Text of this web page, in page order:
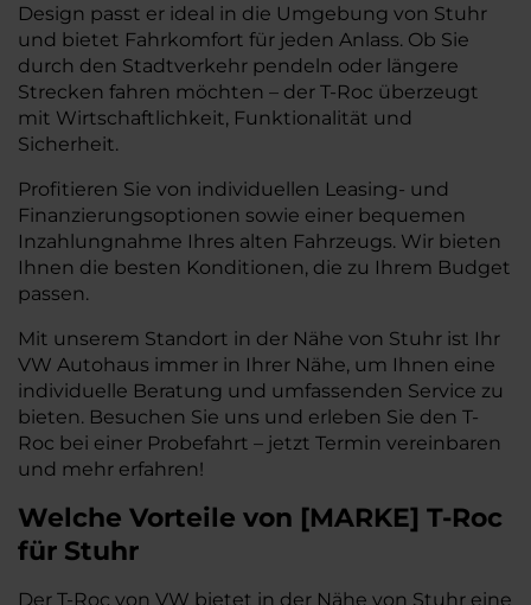
Design passt er ideal in die Umgebung von Stuhr
und bietet Fahrkomfort für jeden Anlass. Ob Sie
durch den Stadtverkehr pendeln oder längere
Strecken fahren möchten – der T-Roc überzeugt
mit Wirtschaftlichkeit, Funktionalität und
Sicherheit.
Profitieren Sie von individuellen Leasing- und
Finanzierungsoptionen sowie einer bequemen
Inzahlungnahme Ihres alten Fahrzeugs. Wir bieten
Ihnen die besten Konditionen, die zu Ihrem Budget
passen.
Mit unserem Standort in der Nähe von Stuhr ist Ihr
VW Autohaus immer in Ihrer Nähe, um Ihnen eine
individuelle Beratung und umfassenden Service zu
bieten. Besuchen Sie uns und erleben Sie den T-
Roc bei einer Probefahrt – jetzt Termin vereinbaren
und mehr erfahren!
Welche Vorteile von [MARKE] T-Roc
für Stuhr
Der T-Roc von VW bietet in der Nähe von Stuhr eine